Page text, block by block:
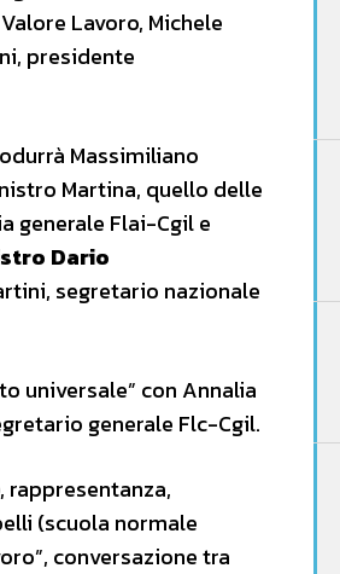
Lavoro, Michele
presidente
Massimiliano
Martina, quello delle
generale Flai-Cgil e
Dario
segretario nazionale
universale” con Annalia
generale Flc-Cgil.
(scuola normale
conversazione tra